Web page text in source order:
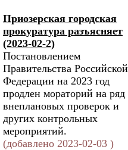
Приозерская городская
прокуратура разъясняет
(2023-02-2)
Постановлением
Правительства Российской
Федерации на 2023 год
продлен мораторий на ряд
внеплановых проверок и
других контрольных
мероприятий.
(добавлено 2023-02-03 )